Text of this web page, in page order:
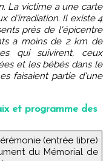
La victime a une carte
d'irradiation. Il existe 4
près de l'épicentre
a moins de 2 km de
qui suivirent, ceux
et les bébés dans le
faisaient partie d'une
et programme des
du Mémorial de